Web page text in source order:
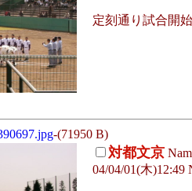
定刻通り試合開始
-(71950 B)
対都文京
04/04/01(木